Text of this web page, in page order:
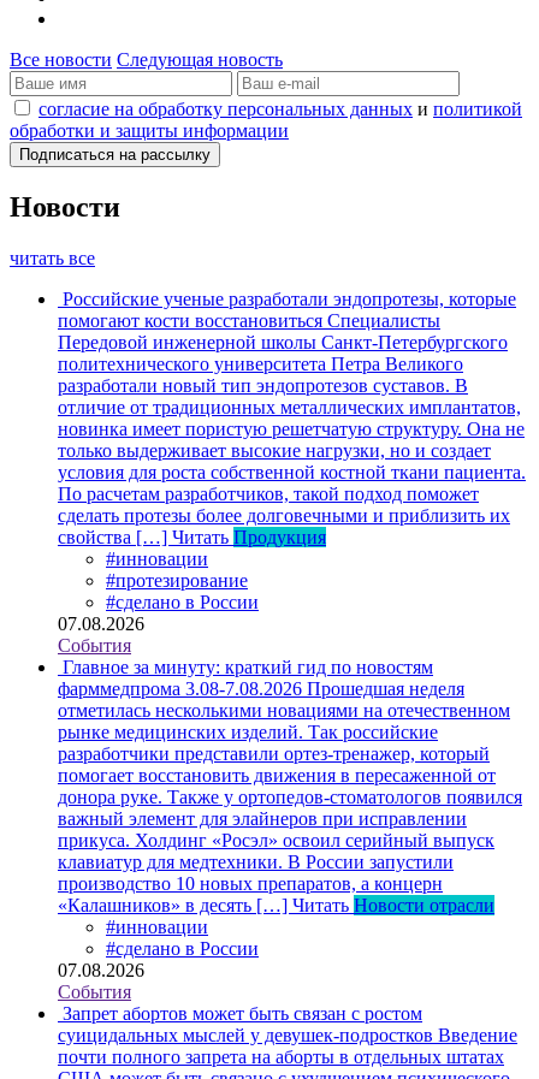
Все новости Следующая новость
согласие на обработку персональных данных и политикой
обработки и защиты информации
Новости
читать все
Российские ученые разработали эндопротезы, которые
помогают кости восстановиться Специалисты
Передовой инженерной школы Санкт-Петербургского
политехнического университета Петра Великого
разработали новый тип эндопротезов суставов. В
отличие от традиционных металлических имплантатов,
новинка имеет пористую решетчатую структуру. Она не
только выдерживает высокие нагрузки, но и создает
условия для роста собственной костной ткани пациента.
По расчетам разработчиков, такой подход поможет
сделать протезы более долговечными и приблизить их
свойства […] Читать Продукция
#инновации
#протезирование
#сделано в России
07.08.2026
События
Главное за минуту: краткий гид по новостям
фарммедпрома 3.08-7.08.2026 Прошедшая неделя
отметилась несколькими новациями на отечественном
рынке медицинских изделий. Так российские
разработчики представили ортез-тренажер, который
помогает восстановить движения в пересаженной от
донора руке. Также у ортопедов-стоматологов появился
важный элемент для элайнеров при исправлении
прикуса. Холдинг «Росэл» освоил серийный выпуск
клавиатур для медтехники. В России запустили
производство 10 новых препаратов, а концерн
«Калашников» в десять […] Читать Новости отрасли
#инновации
#сделано в России
07.08.2026
События
Запрет абортов может быть связан с ростом
суицидальных мыслей у девушек-подростков Введение
почти полного запрета на аборты в отдельных штатах